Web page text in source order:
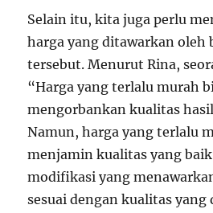
Selain itu, kita juga perlu
harga yang ditawarkan
tersebut. Menurut Rina,
“Harga yang terlalu murah
mengorbankan kualitas
Namun, harga yang terlalu
menjamin kualitas yang
modifikasi yang
sesuai dengan kualitas yang